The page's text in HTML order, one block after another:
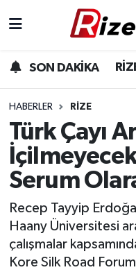
SON DAKİKA
HABERLER RIZE
Türk Çayı
Serum
Recep Tayyip
Haany Üniversitesi
çalışmalar
Kore Silk Road
Gündem
Yurttan Haberler
Ekonomi
Sağlık
Rize Hava
Rize Trafik
Süper Lig Puan
Son Dakika
Haber Arşivi